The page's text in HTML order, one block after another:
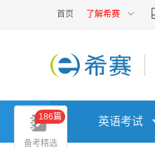
首页 了解希赛
英语考试
备考精选
186篇